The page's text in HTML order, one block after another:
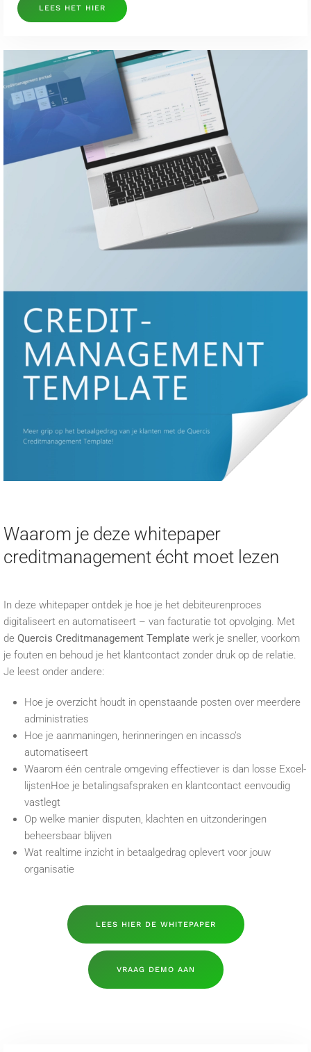
LEES HET HIER
Waarom je deze whitepaper
creditmanagement écht moet lezen
In deze whitepaper ontdek je hoe je het debiteurenproces
digitaliseert en automatiseert – van facturatie tot opvolging. Met
de Quercis Creditmanagement Template werk je sneller, voorkom
je fouten en behoud je het klantcontact zonder druk op de relatie.
Je leest onder andere:
Hoe je overzicht houdt in openstaande posten over meerdere
administraties
Hoe je aanmaningen, herinneringen en incasso’s
automatiseert
Waarom één centrale omgeving effectiever is dan losse Excel-
lijstenHoe je betalingsafspraken en klantcontact eenvoudig
vastlegt
Op welke manier disputen, klachten en uitzonderingen
beheersbaar blijven
Wat realtime inzicht in betaalgedrag oplevert voor jouw
organisatie
LEES HIER DE WHITEPAPER
VRAAG DEMO AAN